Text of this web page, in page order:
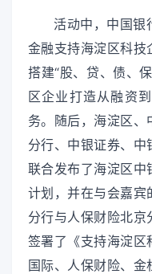
活动中，中国银
金融支持海淀区科技
搭建“股、贷、债、
区企业打造从融资
务。随后，海淀区
分行、中银证券、中
联合发布了海淀区中
计划，并在与会嘉宾
分行与人保财险北京
签署了《支持海淀区
国际、人保财险、金